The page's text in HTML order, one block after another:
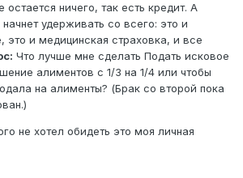
остается ничего, так есть кредит. А
удерживать со всего: это и
это и медицинская страховка, и все
Что лучше мне сделать Подать исковое
алиментов с 1/3 на 1/4 или чтобы
на алименты? (Брак со второй пока
не хотел обидеть это моя личная